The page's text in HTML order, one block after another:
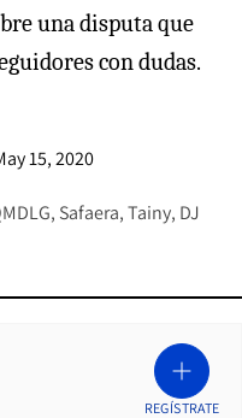
una disputa que
con dudas.
15, 2020
Safaera Tainy DJ
REGÍSTRATE